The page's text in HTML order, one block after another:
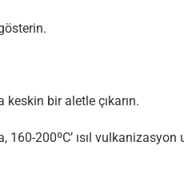
bir aletle çıkarın.
200ºC’ ısıl